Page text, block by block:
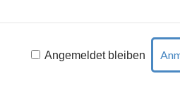
Angemeldet bleiben